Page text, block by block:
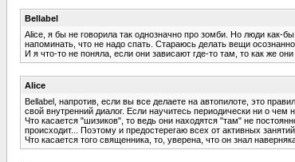
Bellabel
Alice, я бы не говорила так однозначно про зомби. Но люди
напоминать, что не надо спать. Стараюсь делать вещи
И я что-то не поняла, если они зависают где-то там, то как же
Alice
Bellabel, напротив, если вы все делаете на автопилоте, это
свой внутренний диалог. Если научитесь периодически ни о
Что касается "шизиков", то ведь они находятся "там" не
происходит... Поэтому и предостерегаю всех от активных занятий
Что касается того священника, то, уверена, что он знал